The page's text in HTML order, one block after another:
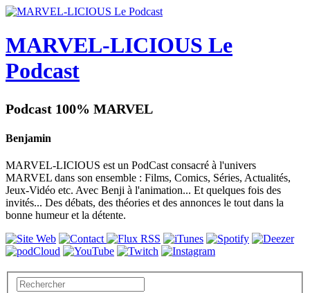
MARVEL-LICIOUS Le
Podcast
Podcast 100% MARVEL
Benjamin
MARVEL-LICIOUS est un PodCast consacré à l'univers
MARVEL dans son ensemble : Films, Comics, Séries, Actualités,
Jeux-Vidéo etc. Avec Benji à l'animation... Et quelques fois des
invités... Des débats, des théories et des annonces le tout dans la
bonne humeur et la détente.